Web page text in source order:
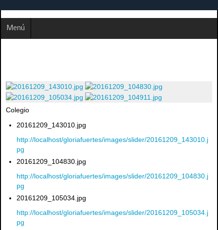
Menú
Colegio
20161209_143010.jpg
http://localhost/gloriafuertes/images/slider/20161209_143010.j
pg
20161209_104830.jpg
http://localhost/gloriafuertes/images/slider/20161209_104830.j
pg
20161209_105034.jpg
http://localhost/gloriafuertes/images/slider/20161209_105034.j
pg